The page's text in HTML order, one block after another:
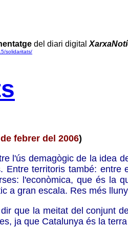
del diari digital
solidaritats/
febrer del 2006)
l'ús demagògic de la idea
Entre territoris també:
l'econòmica, que és la
a gran escala. Res més
que la meitat del conjunt
ja que Catalunya és la